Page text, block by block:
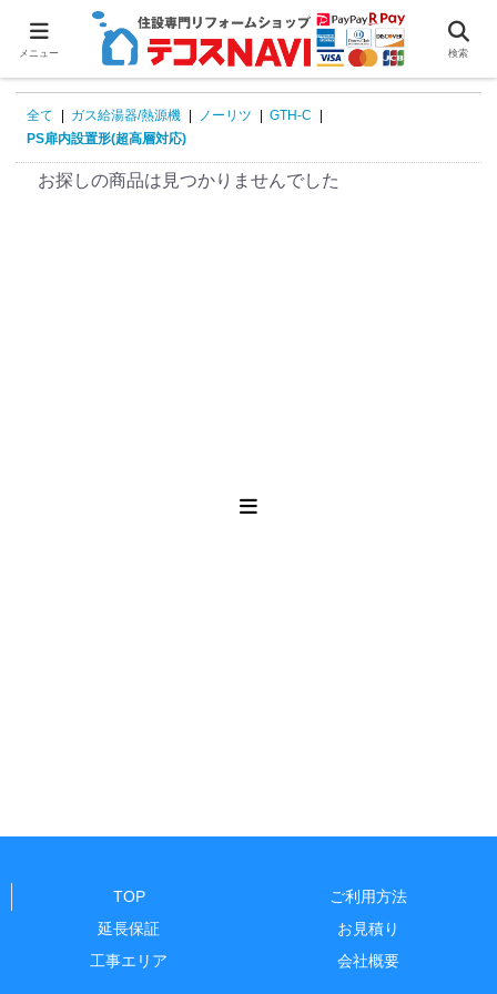
全て ガス給湯器/熱源機 ノーリツ GTH-C
PS扉内設置形(超高層対応)
お探しの商品は見つかりませんでした
TOP
ご利用方法
延長保証
お見積り
工事エリア
会社概要
メニュー 検索